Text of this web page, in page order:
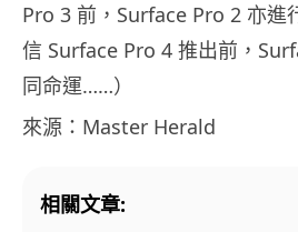
Pro 3 前，Surface Pro 2 亦進
信 Surface Pro 4 推出前，
同命運……）
來源：Master Herald
相關文章: